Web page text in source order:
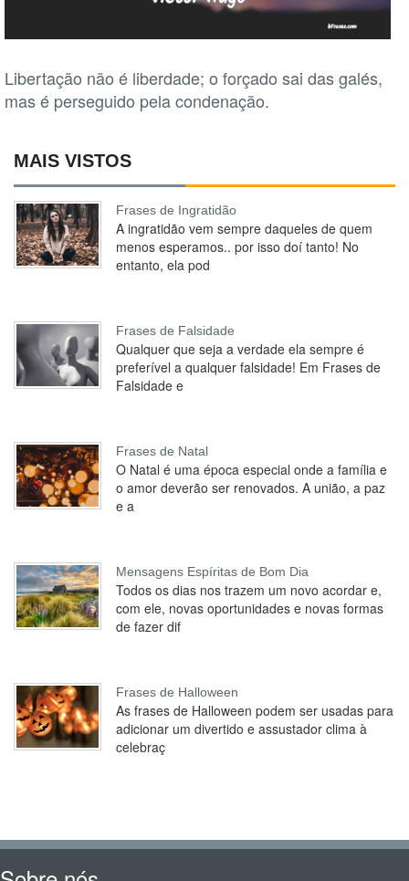
Libertação não é liberdade; o forçado sai das galés,
mas é perseguido pela condenação.
MAIS VISTOS
Frases de Ingratidão
A ingratidão vem sempre daqueles de quem
menos esperamos.. por isso doí tanto! No
entanto, ela pod
Frases de Falsidade
Qualquer que seja a verdade ela sempre é
preferível a qualquer falsidade! Em Frases de
Falsidade e
Frases de Natal
O Natal é uma época especial onde a família e
o amor deverão ser renovados. A união, a paz
e a
Mensagens Espíritas de Bom Dia
Todos os dias nos trazem um novo acordar e,
com ele, novas oportunidades e novas formas
de fazer dif
Frases de Halloween
As frases de Halloween podem ser usadas para
adicionar um divertido e assustador clima à
celebraç